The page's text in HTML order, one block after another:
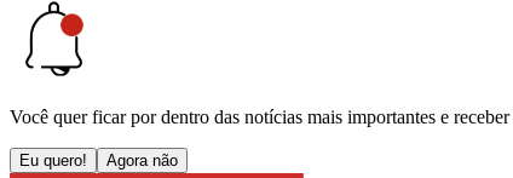
Você quer ficar por dentro das notícias mais importantes e receber
Eu quero! Agora não